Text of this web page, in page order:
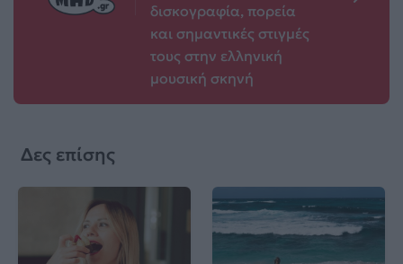
δισκογραφία, πορεία
και σημαντικές στιγμές
τους στην ελληνική
μουσική σκηνή
Δες επίσης